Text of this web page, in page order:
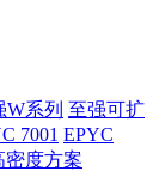
W系列 至强可扩
7001 EPYC
密度方案